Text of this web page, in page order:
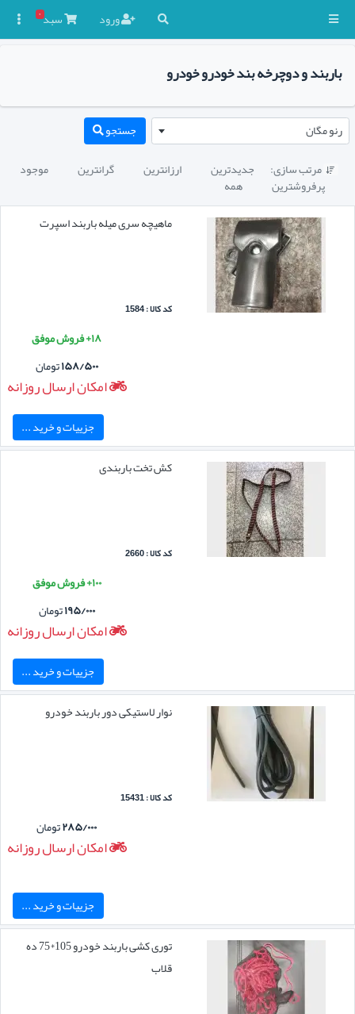
ورود سبد۰
باربند و دوچرخه بند خودرو خودرو
رنو مگان جستجو
 مرتب سازی: جدیدترین ارزانترین گرانترین موجود
پرفروشترین
همه
ماهیچه سری میله باربند اسپرت
کد کالا : 1584
۱۸+ فروش موفق
۱۵۸/۵۰۰تومان
امکان ارسال روزانه
جزییات و خرید ...
کش تخت باربندی
کد کالا : 2660
۱۰۰+ فروش موفق
۱۹۵/۰۰۰تومان
امکان ارسال روزانه
جزییات و خرید ...
نوار لاستیکی دور باربند خودرو
کد کالا : 15431
۲۸۵/۰۰۰تومان
امکان ارسال روزانه
جزییات و خرید ...
توری کشی باربند خودرو 105*75 ده
قلاب